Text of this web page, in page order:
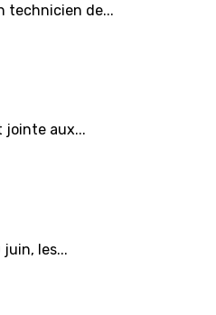
technicien de...
jointe aux...
les...